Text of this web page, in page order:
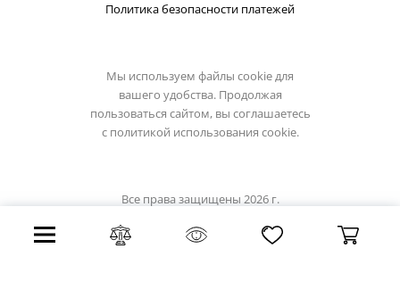
Политика безопасности платежей
Мы используем файлы cookie для
вашего удобства. Продолжая
пользоваться сайтом, вы соглашаетесь
с политикой использования cookie.
Все права защищены 2026 г.